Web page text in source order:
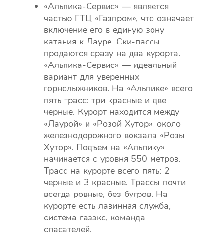
«Альпика-Сервис» — является
частью ГТЦ «Газпром», что означает
включение его в единую зону
катания к Лауре. Ски-пассы
продаются сразу на два курорта.
«Альпика-Сервис» — идеальный
вариант для уверенных
горнолыжников. На «Альпике» всего
пять трасс: три красные и две
черные. Курорт находится между
«Лаурой» и «Розой Хутор», около
железнодорожного вокзала «Розы
Хутор». Подъем на «Альпику»
начинается с уровня 550 метров.
Трасс на курорте всего пять: 2
черные и 3 красные. Трассы почти
всегда ровные, без бугров. На
курорте есть лавинная служба,
система газэкс, команда
спасателей.